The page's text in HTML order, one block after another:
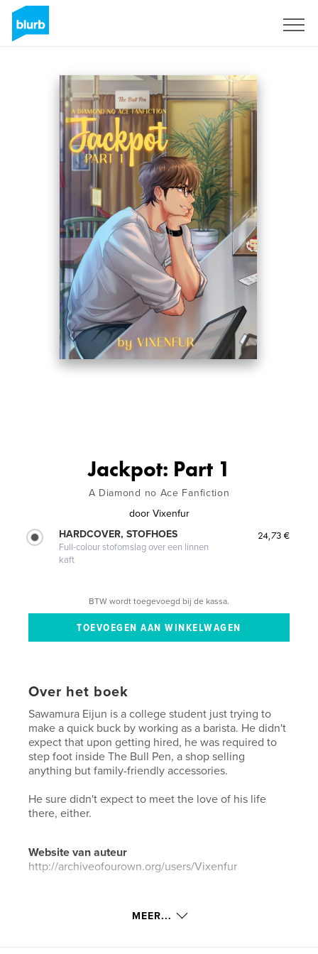
Jackpot: Part 1
A Diamond no Ace Fanfiction
door Vixenfur
HARDCOVER, STOFHOES
Full-colour stofomslag over een linnen
kaft
24,73 €
BTW wordt toegevoegd bij de kassa.
Over het boek
Sawamura Eijun is a college student just trying to
make a quick buck by working as a barista. He didn't
expect that upon getting hired, he was required to
step foot inside The Bull Pen, a shop selling
anything but family-friendly accessories.
He sure didn't expect to meet the love of his life
there, either.
Website van auteur
http://archiveofourown.org/users/Vixenfur
kenmerken / functionaliteiten &
MEER...